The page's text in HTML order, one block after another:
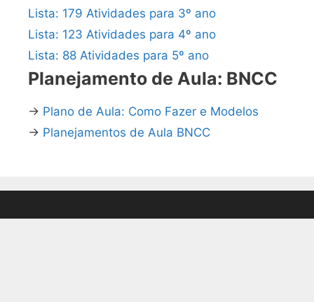
Lista: 179 Atividades para 3º ano
Lista: 123 Atividades para 4º ano
Lista: 88 Atividades para 5º ano
Planejamento de Aula: BNCC
→ Plano de Aula: Como Fazer e Modelos
→ Planejamentos de Aula BNCC